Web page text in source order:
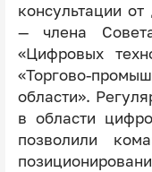
консультации
— члена
«Цифровых
«Торгово-
области».
в области
позволили